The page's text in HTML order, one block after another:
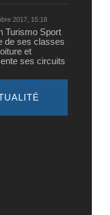
2017, 15:18
Turismo Sport
de ses classes
et
ses circuits